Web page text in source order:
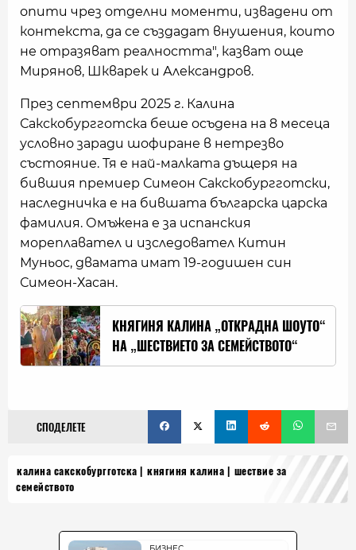
опити чрез отделни моменти, извадени от
контекста, да се създадат внушения, които
не отразяват реалността", казват още
Мирянов, Шкварек и Александров.
През септември 2025 г. Калина
Сакскобургготска беше осъдена на 8 месеца
условно заради шофиране в нетрезво
състояние. Тя е най-малката дъщеря на
бившия премиер Симеон Сакскобургготски,
наследничка е на бившата българска царска
фамилия. Омъжена е за испанския
мореплавател и изследовател Китин
Муньос, двамата имат 19-годишен син
Симеон-Хасан.
КНЯГИНЯ КАЛИНА „ОТКРАДНА ШОУТО“
НА „ШЕСТВИЕТО ЗА СЕМЕЙСТВОТО“
СПОДЕЛЕТЕ
калина сакскобургготска княгиня калина
шествие за
семейството